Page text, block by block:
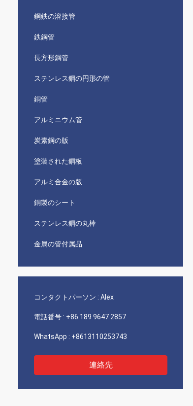
鋼鉄の溶接管
鉄鋼管
長方形鋼管
ステンレス鋼の円形の管
銅管
アルミニウム管
炭素鋼の版
塗装された鋼板
アルミ合金の版
銅製のシート
ステンレス鋼の丸棒
金属の管付属品
コンタクトパーソン : Alex
電話番号 : +86 189 9647 2857
WhatsApp : +8613110253743
連絡先